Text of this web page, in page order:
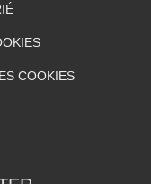
COOKIES